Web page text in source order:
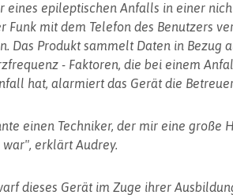
eines epileptischen Anfalls in einer
Funk mit dem Telefon des Benutzers
Das Produkt sammelt Daten in Bezug
- Faktoren, die bei einem
hat, alarmiert das Gerät die
einen Techniker, der mir eine große
war", erklärt Audrey.
dieses Gerät im Zuge ihrer